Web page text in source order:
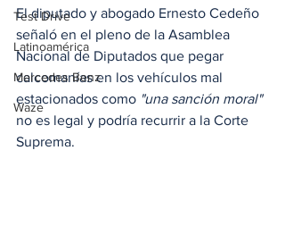
Test Drive
Latinoamérica
Mercedes Benz
Waze
El diputado y abogado Ernesto Cedeño
señaló en el pleno de la Asamblea
Nacional de Diputados que pegar
calcomanías en los vehículos mal
estacionados como "una sanción moral"
no es legal y podría recurrir a la Corte
Suprema.